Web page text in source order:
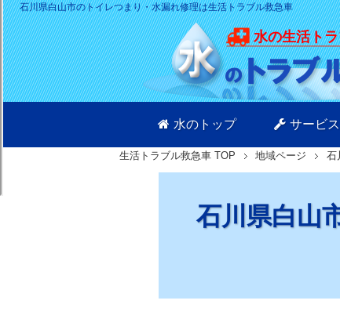
石川県白山市のトイレつまり・水漏れ修理は生活トラブル救急車
水の生活ト
水のトップ サービ
生活トラブル救急車 TOP 地域ページ 石
石川県白山